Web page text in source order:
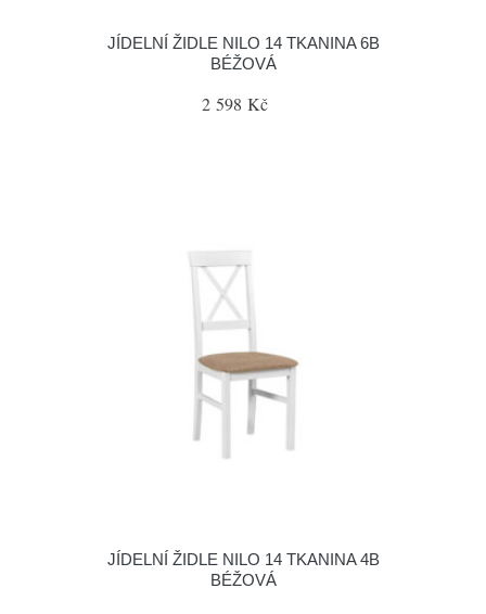
JÍDELNÍ ŽIDLE NILO 14 TKANINA 6B
BÉŽOVÁ
2 598 Kč
JÍDELNÍ ŽIDLE NILO 14 TKANINA 4B
BÉŽOVÁ